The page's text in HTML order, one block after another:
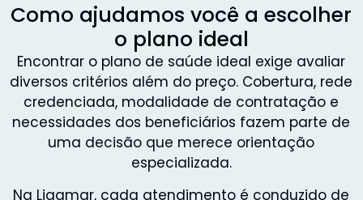
Como ajudamos você a escolher
o plano ideal
Encontrar o plano de saúde ideal exige avaliar
diversos critérios além do preço. Cobertura, rede
credenciada, modalidade de contratação e
necessidades dos beneficiários fazem parte de
uma decisão que merece orientação
especializada.
Na Ligamar, cada atendimento é conduzido de